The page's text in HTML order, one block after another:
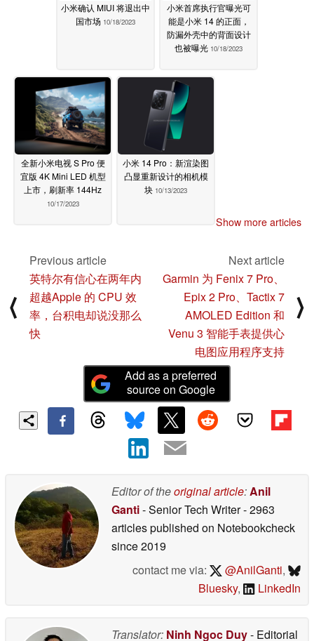
小米确认 MIUI 将退出中
国市场 10/18/2023
小米首席执行官曝光可
能是小米 14 的正面，
防漏外壳中的背面设计
也被曝光 10/18/2023
全新小米电视 S Pro 便
宜版 4K Mini LED 机型
上市，刷新率 144Hz
10/17/2023
小米 14 Pro：新渲染图
凸显重新设计的相机模
块 10/13/2023
Show more articles
⟨
Previous article
英特尔有信心在两年内
超越Apple 的 CPU 效
率，台积电却说没那么
快
Next article
Garmin 为 Fenix 7 Pro、
Epix 2 Pro、Tactix 7
AMOLED Edition 和
Venu 3 智能手表提供心
电图应用程序支持
⟩
Add as a preferred
source on Google
Editor of theoriginal article: Anil
Ganti- Senior Tech Writer- 2963
articles published on Notebookcheck
since 2019
contact me via:
@AnilGanti,
Bluesky, LinkedIn
Translator: Ninh Ngoc Duy- Editorial